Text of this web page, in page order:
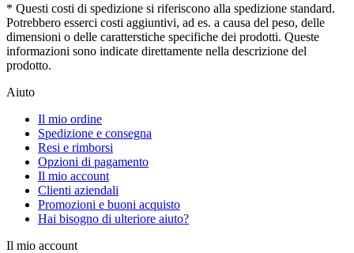
* Questi costi di spedizione si riferiscono alla spedizione standard.
Potrebbero esserci costi aggiuntivi, ad es. a causa del peso, delle
dimensioni o delle caratterstiche specifiche dei prodotti. Queste
informazioni sono indicate direttamente nella descrizione del
prodotto.
Aiuto
Il mio ordine
Spedizione e consegna
Resi e rimborsi
Opzioni di pagamento
Il mio account
Clienti aziendali
Promozioni e buoni acquisto
Hai bisogno di ulteriore aiuto?
Il mio account